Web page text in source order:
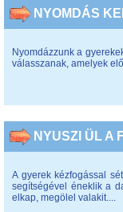
NYOMDÁS
Nyomdázzunk a
válasszanak, amelyek
NYUSZI ÜL A
A gyerek kézfogással
segítségével éneklik a
elkap, megölel valakit....